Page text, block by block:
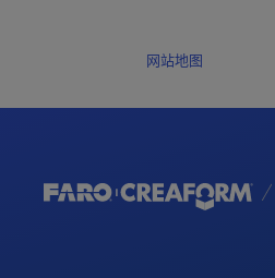
网站地图